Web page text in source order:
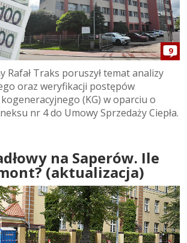
9
Rafał Traks poruszył temat analizy
oraz weryfikacji postępów
(KG) w oparciu o
nr 4 do Umowy Sprzedaży Ciepła.
na Saperów. Ile
(aktualizacja)